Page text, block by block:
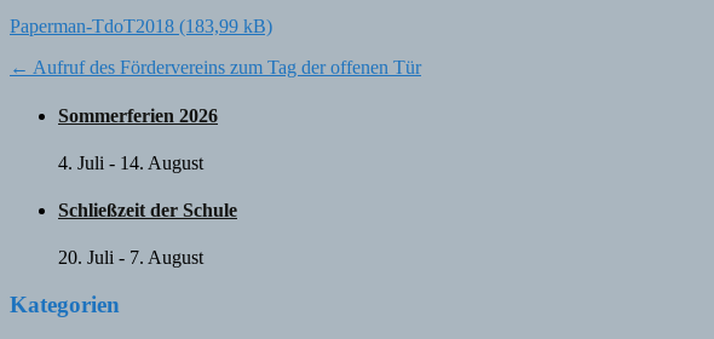
Paperman-TdoT2018
Post
navigation
← Aufruf des Fördervereins zum Tag der offenen Tür
Sommerferien 2026
4. Juli - 14. August
Schließzeit der Schule
20. Juli - 7. August
Kategorien